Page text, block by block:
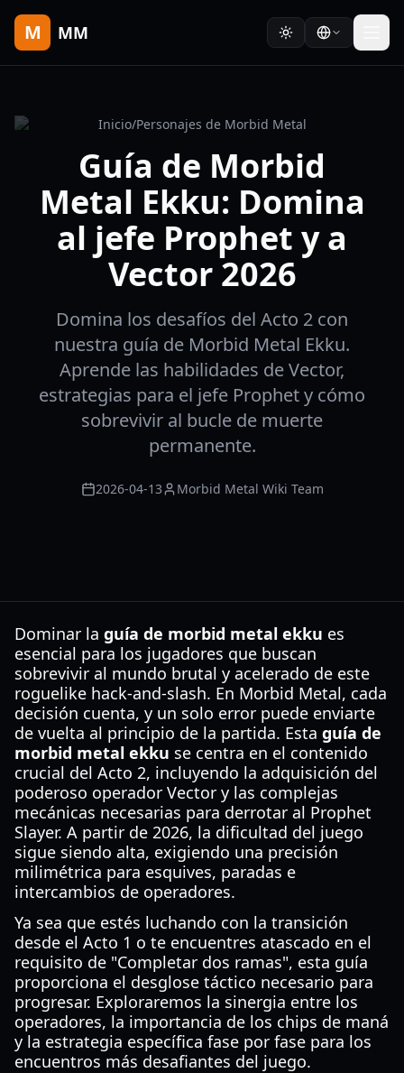
M MM
Inicio/Personajes de Morbid Metal
Guía de Morbid
Metal Ekku: Domina
al jefe Prophet y a
Vector 2026
Domina los desafíos del Acto 2 con
nuestra guía de Morbid Metal Ekku.
Aprende las habilidades de Vector,
estrategias para el jefe Prophet y cómo
sobrevivir al bucle de muerte
permanente.
2026-04-13 Morbid Metal Wiki Team
Dominar la guía de morbid metal ekku es
esencial para los jugadores que buscan
sobrevivir al mundo brutal y acelerado de este
roguelike hack-and-slash. En Morbid Metal, cada
decisión cuenta, y un solo error puede enviarte
de vuelta al principio de la partida. Esta guía de
morbid metal ekku se centra en el contenido
crucial del Acto 2, incluyendo la adquisición del
poderoso operador Vector y las complejas
mecánicas necesarias para derrotar al Prophet
Slayer. A partir de 2026, la dificultad del juego
sigue siendo alta, exigiendo una precisión
milimétrica para esquives, paradas e
intercambios de operadores.
Ya sea que estés luchando con la transición
desde el Acto 1 o te encuentres atascado en el
requisito de "Completar dos ramas", esta guía
proporciona el desglose táctico necesario para
progresar. Exploraremos la sinergia entre los
operadores, la importancia de los chips de maná
y la estrategia específica fase por fase para los
encuentros más desafiantes del juego.